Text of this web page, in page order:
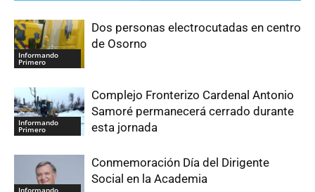
Informando
Primero
Dos personas electrocutadas en centro
de Osorno
Informando
Primero
Complejo Fronterizo Cardenal Antonio
Samoré permanecerá cerrado durante
esta jornada
Informando
Conmemoración Día del Dirigente
Social en la Academia